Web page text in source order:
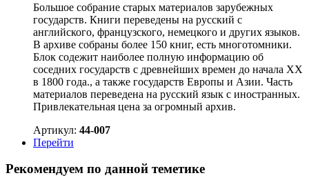
Большое собрание старых материалов зарубежных
государств. Книги переведены на русский с
английского, французского, немецкого и других языков.
В архиве собраны более 150 книг, есть многотомники.
Блок содежит наиболее полную информацию об
соседних государств с древнейших времен до начала XX
в 1800 года., а также государств Европы и Азии. Часть
материалов переведена на русский язык с иностранных.
Привлекательная цена за огромный архив.
Артикул: 44-007
Перейти
Рекомендуем по данной теметике